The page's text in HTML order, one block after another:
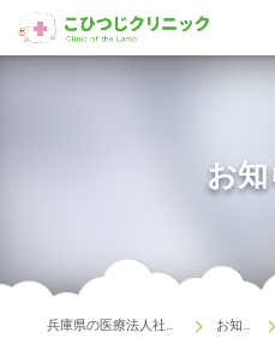
お
兵庫県の医療法人社団こひつじ お知らせ